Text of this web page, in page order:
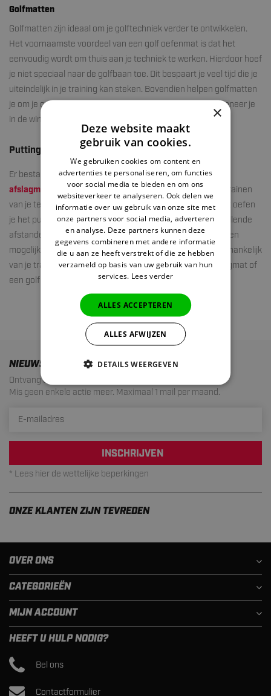
Golfmatten
Golfmatten zijn ideaal om je golftechniek verder te ontwikkelen.
Het voornaamste voordeel van een golf oefenmat is dat het
eenvoudig wordt om thuis aan je techniek te werken. Hierdoor hoef
je niet speciaal naar de golfbaan toe. Dit bespaart je veel tijd die je
uiteindelijk in je training kan steken. Bovendien helpen golfmatten
je om je optimaal voor te bereiden op golfbaan. Ideaal wanneer je
in de winter niet de golfbaan op kan.
Puttingmat en golf afslagmat
Er bestaat een verschil tussenputtingmattenen eengolf
afslagmat
. Een puttingmat is voornamelijk gericht op het trainen
van je techniek op de korte afstanden. Met een puttingmat oefen
je het putten vanuit verschillende hoeken en vanaf verschillende
afstanden. Met een golf afslagmat zijn meerdere oefeningen
mogelijk. Daarbij train je voornamelijk je swing of je chip. Afhankelijk
van je trainingsdoeleinden kun je kiezen tussen een puttingmat of
een golf afslagmat.
NIEUWSBRIEF
Ontvang de laatste aanbiedingen en acties!
Mis geen enkele actie meer. Maximaal 1 mail per maand.
INSCHRIJVEN
* Lees hier de wettelijke beperkingen
ONZE KLANTEN ZIJN TEVREDEN
OVER ONS
CATEGORIEËN
MIJN ACCOUNT
HEEFT U HULP NODIG?
Bel ons
Contactformulier
×
Deze website maakt
gebruik van cookies.
We gebruiken cookies om content en
advertenties te personaliseren, om functies
voor social media te bieden en om ons
websiteverkeer te analyseren. Ook delen we
informatie over uw gebruik van onze site met
onze partners voor social media, adverteren
en analyse. Deze partners kunnen deze
gegevens combineren met andere informatie
die u aan ze heeft verstrekt of die ze hebben
verzameld op basis van uw gebruik van hun
services. Lees verder
ALLES ACCEPTEREN
ALLES AFWIJZEN
DETAILS WEERGEVEN